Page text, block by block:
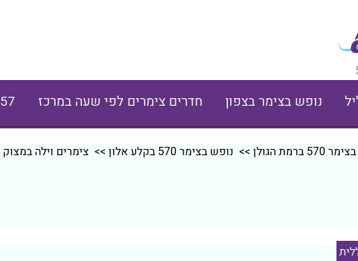
נופש בצימר בצפון חדרים צימרים לפי שעה במרכז 57
ברמת הגולן >> נופש בצימר 570 בקלע אלון >> צימרים וילה במצוק